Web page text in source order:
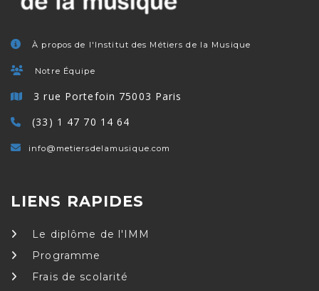
À propos de l'Institut des Métiers de la Musique
Notre Équipe
3 rue Portefoin 75003 Paris
(33) 1 47 70 14 64
info@metiersdelamusique.com
LIENS RAPIDES
Le diplôme de l'IMM
Programme
Frais de scolarité